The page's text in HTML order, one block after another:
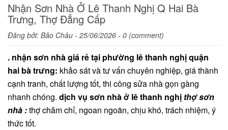
Nhận Sơn Nhà Ở Lê Thanh Nghị Q Hai Bà
Trưng, Thợ Đẳng Cấp
Đăng bởi: Bảo Châu - 25/06/2026 - 0 (comment)
. nhận sơn nhà giá rẻ tại phường lê thanh nghị quận
hai bà trưng: khảo sát và tư vấn chuyên nghiệp, giá thành
cạnh tranh, chất lượng tốt, thi công sửa nhà gọn gàng
nhanh chóng. dịch vụ sơn nhà ở lê thanh nghị thợ sơn
nhà :thợ chăm chỉ, ngoan ngoãn, chịu khó, trách nhiệm, ý
thức tốt.